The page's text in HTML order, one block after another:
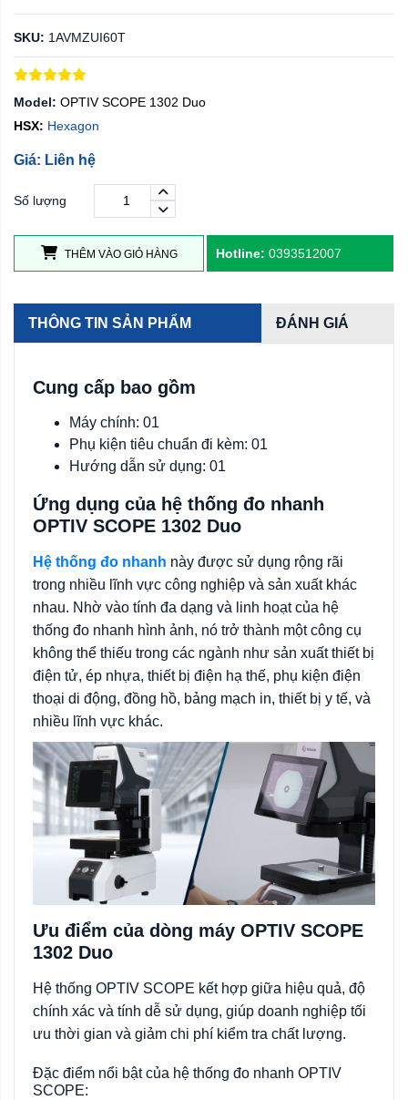
SKU: 1AVMZUI60T
Model: OPTIV SCOPE 1302 Duo
HSX: Hexagon
Giá: Liên hệ
Số lượng
THÊM VÀO GIỎ HÀNG Hotline: 0393512007
THÔNG TIN SẢN PHẨM ĐÁNH GIÁ
Cung cấp bao gồm
Máy chính: 01
Phụ kiện tiêu chuẩn đi kèm: 01
Hướng dẫn sử dụng: 01
Ứng dụng của hệ thống đo nhanh
OPTIV SCOPE 1302 Duo
Hệ thống đo nhanh này được sử dụng rộng rãi
trong nhiều lĩnh vực công nghiệp và sản xuất khác
nhau. Nhờ vào tính đa dạng và linh hoạt của hệ
thống đo nhanh hình ảnh, nó trở thành một công cụ
không thể thiếu trong các ngành như sản xuất thiết bị
điện tử, ép nhựa, thiết bị điện hạ thế, phụ kiện điện
thoại di động, đồng hồ, bảng mạch in, thiết bị y tế, và
nhiều lĩnh vực khác.
Ưu điểm của dòng máy OPTIV SCOPE
1302 Duo
Hệ thống OPTIV SCOPE kết hợp giữa hiệu quả, độ
chính xác và tính dễ sử dụng, giúp doanh nghiệp tối
ưu thời gian và giảm chi phí kiểm tra chất lượng.
Đặc điểm nổi bật của hệ thống đo nhanh OPTIV
SCOPE: